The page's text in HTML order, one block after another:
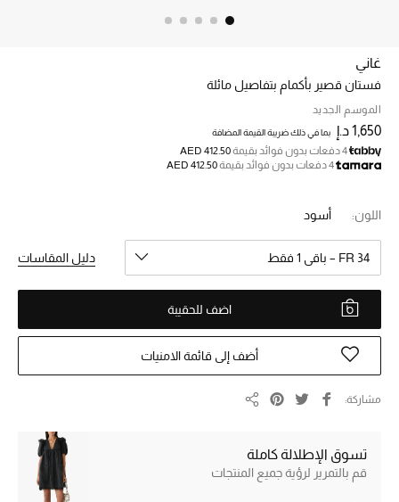
خصم حتى 70%
تسوقوا الآن
ما وصلنا حديثاً
ما وصلنا حديثاً
الموسم الجديد
النساء
الحقائب النسائية
أحذية النسائية
الجمال
غاني
فستان قصير بأكمام بتفاصيل مائلة
الموسم الجديد
1,650 د.إ بما في ذلك ضريبة القيمة المضافة
4 دفعات بدون فوائد بقيمة
AED 412.50
4 دفعات بدون فوائد بقيمة
AED 412.50
اللون: أسود
FR 34 – باقي 1 فقط دليل المقاسات
اضف للحقيبة
أضف إلى قائمة الامنيات
مشاركة
تسوق الإطلالة كاملة
قم بالتمرير لرؤية جميع المنتجات